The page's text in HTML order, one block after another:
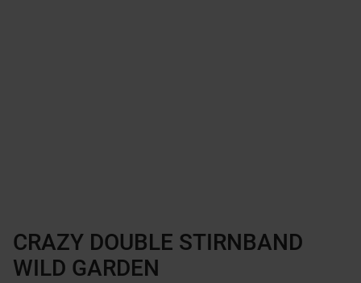
CRAZY DOUBLE STIRNBAND
WILD GARDEN